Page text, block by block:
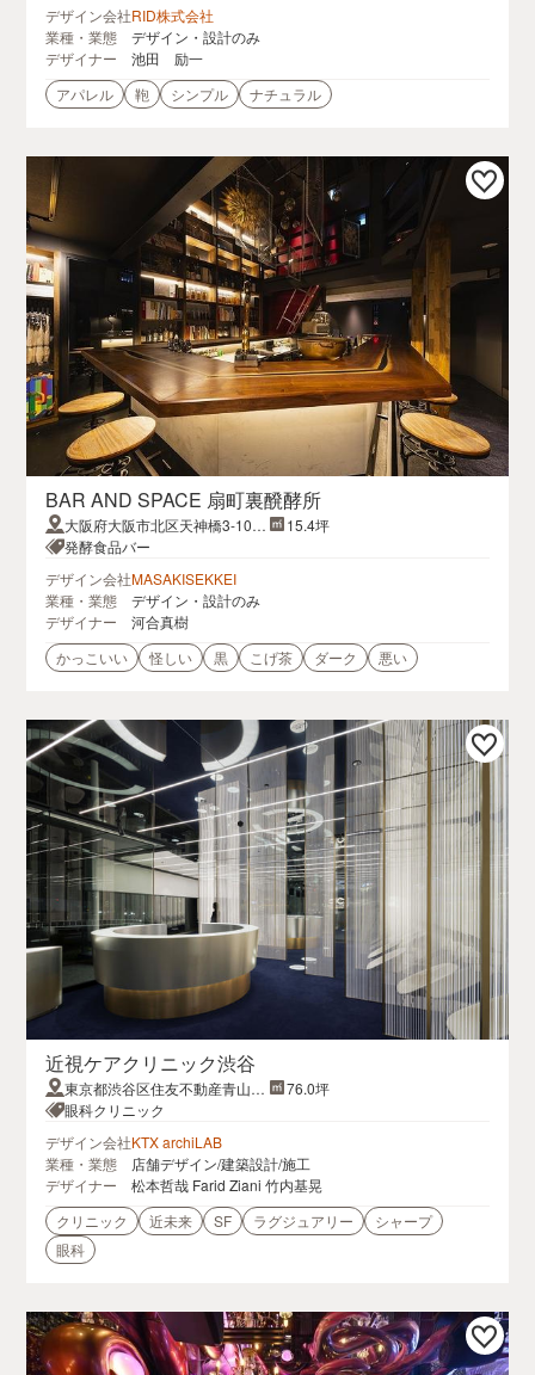
デザイン会社RID株式会社
業種・業態
デザイン・設計のみ
デザイナー
池田 励一
アパレル
鞄 シンプル ナチュラル
BAR AND SPACE 扇町裏醗酵所
大阪府大阪市北区天神橋3-10-1
7
15.4坪
発酵食品バー
デザイン会社MASAKISEKKEI
業種・業態
デザイン・設計のみ
デザイナー
河合真樹
かっこいい
怪しい 黒 こげ茶 ダーク 悪い
近視ケアクリニック渋谷
東京都渋谷区住友不動産青山通
りビル１階
76.0坪
眼科クリニック
デザイン会社KTX archiLAB
業種・業態
店舗デザイン/建築設計/施工
デザイナー
松本哲哉 Farid Ziani 竹内基晃
クリニック
近未来 SF ラグジュアリー
シャープ
眼科